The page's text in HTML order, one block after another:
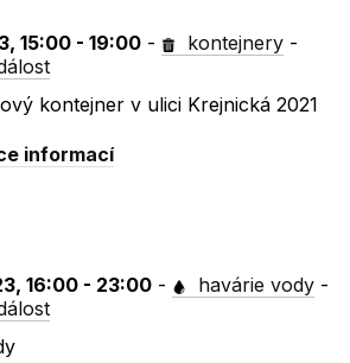
15:00 - 19:00 - kontejnery -
kontejner v ulici Krejnická 2021
informací
16:00 - 23:00 - havárie vody -